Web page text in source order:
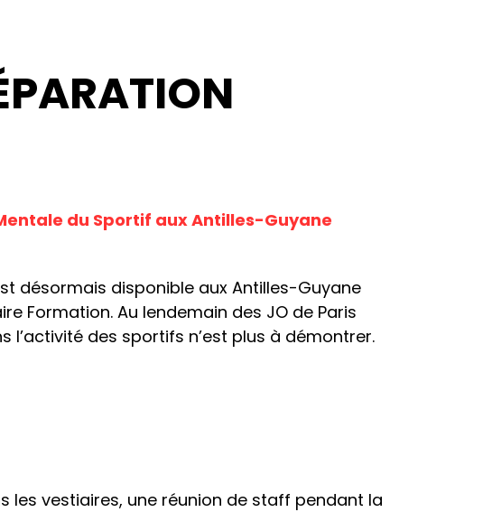
du Sportif aux Antilles-Guyane
désormais disponible aux Antilles-Guyane
Formation. Au lendemain des JO de Paris
des sportifs n’est plus à démontrer.
les vestiaires, une réunion de staff pendant la